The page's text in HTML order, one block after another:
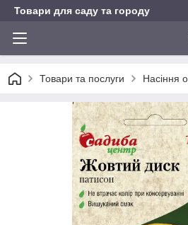
Товари для саду та городу
Товари та послуги Насіння